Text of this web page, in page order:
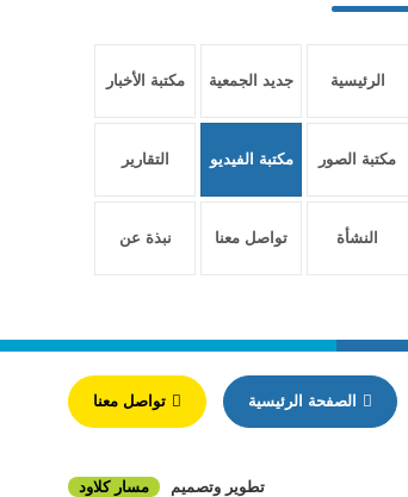
الرئيسية جديد الجمعية مكتبة الأخبار
مكتبة الصور مكتبة الفيديو التقارير
النشأة تواصل معنا نبذة عن
الصفحة الرئيسية تواصل معنا
تطوير وتصميم مسار كلاود